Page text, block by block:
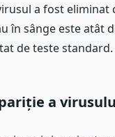
a fost eliminat
în sânge este atât
de teste standard.
a